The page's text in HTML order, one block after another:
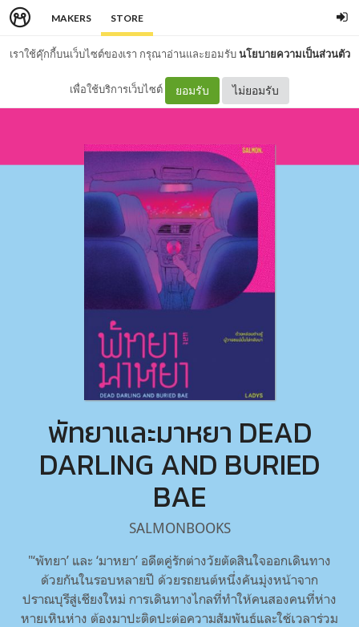
MAKERS STORE
เราใช้คุ๊กกี้บนเว็บไซต์ของเรา กรุณาอ่านและยอมรับนโยบายความเป็นส่วนตัว
เพื่อใช้บริการเว็บไซต์ ยอมรับ ไม่ยอมรับ
พัทยาและมาหยา DEAD
DARLING AND BURIED
BAE
SALMONBOOKS
"‘พัทยา’ และ ‘มาหยา’ อดีตคู่รักต่างวัยตัดสินใจออกเดินทาง
ด้วยกันในรอบหลายปี ด้วยรถยนต์หนึ่งคันมุ่งหน้าจาก
ปราณบุรีสู่เชียงใหม่ การเดินทางไกลที่ทำให้คนสองคนที่ห่าง
หายเหินห่าง ต้องมาปะติดปะต่อความสัมพันธ์และใช้เวลาร่วม